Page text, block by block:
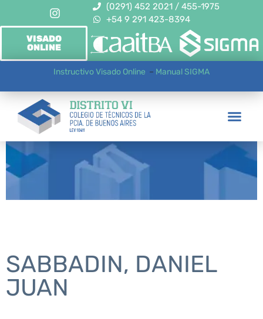
(0291) 452 2021 / 455-1975
+54 9 291 423-8394
VISADO
ONLINE
Instructivo Visado Online – Manual SIGMA
SABBADIN, DANIEL
JUAN